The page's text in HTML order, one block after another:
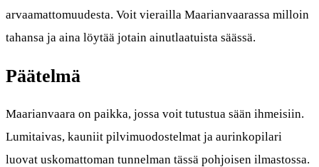
arvaamattomuudesta. Voit vierailla Maarianvaarassa milloin
tahansa ja aina löytää jotain ainutlaatuista säässä.
Päätelmä
Maarianvaara on paikka, jossa voit tutustua sään ihmeisiin.
Lumitaivas, kauniit pilvimuodostelmat ja aurinkopilari
luovat uskomattoman tunnelman tässä pohjoisen ilmastossa.